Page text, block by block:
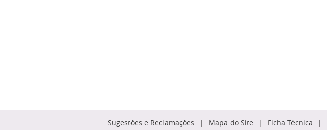
Sugestões e Reclamações Mapa do Site Ficha Técnica